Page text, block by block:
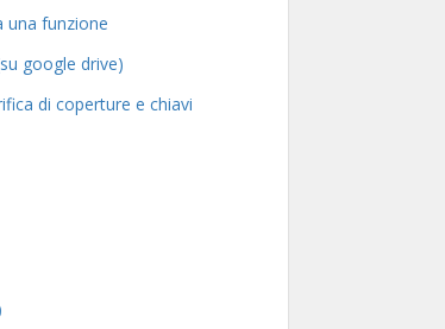
una funzione
google drive)
di coperture e chiavi